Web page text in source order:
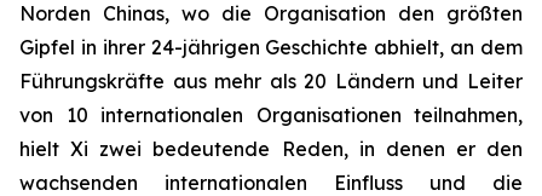
Norden Chinas, wo die Organisation den größten
Gipfel in ihrer 24-jährigen Geschichte abhielt, an dem
Führungskräfte aus mehr als 20 Ländern und Leiter
von 10 internationalen Organisationen teilnahmen,
hielt Xi zwei bedeutende Reden, in denen er den
wachsenden internationalen Einfluss und die